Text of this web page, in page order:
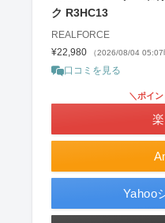
ク R3HC13
REALFORCE
¥22,980
（2026/08/04 05:07
口コミを見る
＼ポイ
Yahoo